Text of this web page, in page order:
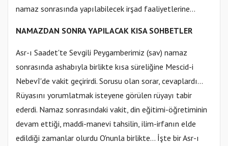
namaz sonrasında yapılabilecek irşad faaliyetlerine…
NAMAZDAN SONRA YAPILACAK KISA SOHBETLER
Asr-ı Saadet'te Sevgili Peygamberimiz (sav) namaz
sonrasında ashabıyla birlikte kısa süreliğine Mescid-i
Nebevî'de vakit geçirirdi. Sorusu olan sorar, cevaplardı…
Rüyasını yorumlatmak isteyene görülen rüyayı tabir
ederdi. Namaz sonrasındaki vakit, din eğitimi-öğretiminin
devam ettiği, maddi-manevi tahsilin, ilim-irfanın elde
edildiği zamanlar olurdu O'nunla birlikte… İşte bir Asr-ı